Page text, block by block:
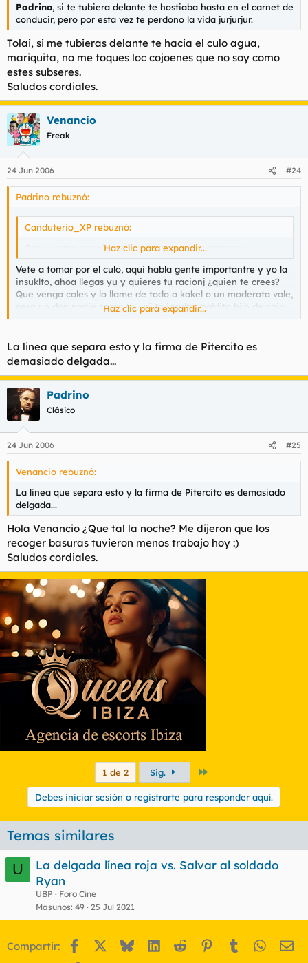
Padrino, si te tubiera delante te hostiaba hasta en el carnet de
conducir, pero por esta vez te perdono la vida jurjurjur.
Tolai, si me tubieras delante te hacia el culo agua,
mariquita, no me toques loc cojoenes que no soy como
estes subseres.
Saludos cordiales.
Venancio
Freak
24 Jun 2006 #24
Padrino rebuznó:
Canduterio_XP rebuznó:
Con vuestro permiso me voy a tomar dos danones
Haz clic para expandir...
Vete a tomar por el culo, aqui habla gente importantre y yo la
insuklto, ahoa llegas yu y quieres tu racionj ¿quien te crees?
Que venga coles y lo llame de todo o kakel o un moderata vale,
pero un don nadie como tu... ni te insulta maldito hijo de cain.
Saludos cordiales.
Haz clic para expandir...
La linea que separa esto y la firma de Pitercito es
demasiado delgada...
Padrino
Clásico
24 Jun 2006 #25
Venancio rebuznó:
La linea que separa esto y la firma de Pitercito es demasiado
delgada...
Hola Venancio ¿Que tal la noche? Me dijeron que los
recoger basuras tuvieron menos trabajo hoy :)
Saludos cordiales.
1 de 2 Sig.
Debes iniciar sesión o registrarte para responder aquí.
Temas similares
U
La delgada línea roja vs. Salvar al soldado
Ryan
UBP
Foro Cine
Masunos 49 25 Jul 2021
Compartir: Facebook BlueskyLinkedIn
Reddit Pinterest
Tumblr